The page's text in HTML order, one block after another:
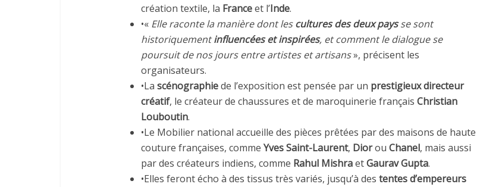
création textile, la Franceet l’Inde.
•« Elle raconte la manière dont lescultures des deux paysse sont
historiquementinfluencées et inspirées, et comment le dialogue se
poursuit de nos jours entre artistes et artisans», précisent les
organisateurs.
•La scénographiede l’exposition est pensée par un prestigieux directeur
créatif, le créateur de chaussures et de maroquinerie français Christian
Louboutin.
•Le Mobilier national accueille des pièces prêtées par des maisons de haute
couture françaises, comme Yves Saint-Laurent, Diorou Chanel, mais aussi
par des créateurs indiens, comme Rahul MishraetGaurav Gupta.
•Elles feront écho à des tissus très variés, jusqu’à des tentes d’empereurs